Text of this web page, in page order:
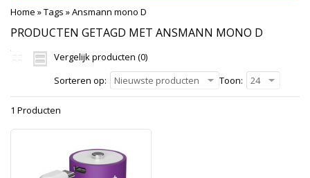
Home »Tags »Ansmann mono D
PRODUCTEN GETAGD MET ANSMANN MONO D
Vergelijk producten (0)
Sorteren op:
Nieuwste producten Toon: 24
1 Producten